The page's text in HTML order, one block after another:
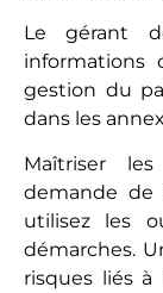
Le gérant
informations
gestion du
dans les
Maîtriser
demande de
utilisez les
démarches.
risques liés à